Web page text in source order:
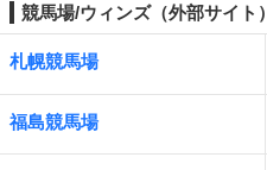
競馬場/ウィンズ（外部サイト）
札幌競馬場
福島競馬場